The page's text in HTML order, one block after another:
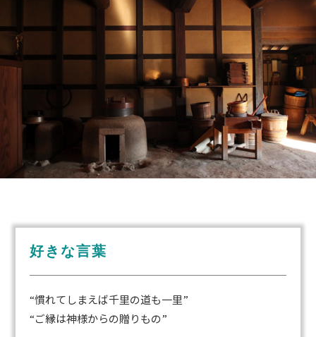
好きな言葉
“慣れてしまえば千里の道も一里”
“ご縁は神様からの贈りもの”